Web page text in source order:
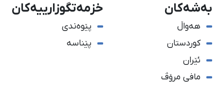
بەشەکان
هەواڵ
کوردستان
ئێران
مافی مرۆڤ
خزمەتگوزارییەکان
پێوەندی
پێناسە